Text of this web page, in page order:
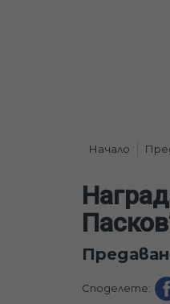
Начало
Споделете: